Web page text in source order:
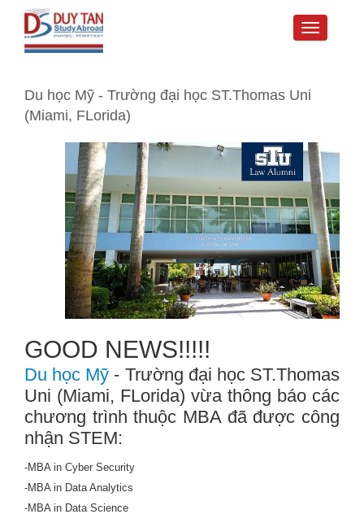
Toggle
Du học Mỹ - Trường đại học ST.Thomas Uni
(Miami, FLorida)
GOOD NEWS!!!!!
Du học Mỹ - Trường đại học ST.Thomas
Uni (Miami, FLorida) vừa thông báo các
chương trình thuộc MBA đã được công
nhận STEM:
-MBA in Cyber Security
-MBA in Data Analytics
-MBA in Data Science